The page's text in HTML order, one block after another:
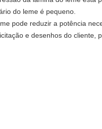
do leme é pequeno.
pode reduzir a potência
e desenhos do cliente,